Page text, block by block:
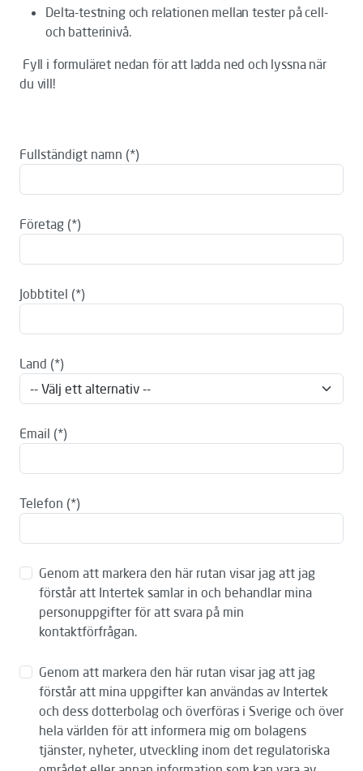
Delta-testning och relationen mellan tester på cell-
och batterinivå.
Fyll i formuläret nedan för att ladda ned och lyssna när
du vill!
Fullständigt namn
Företag
Jobbtitel
Land
Email
Telefon
Genom att markera den här rutan visar jag att jag
förstår att Intertek samlar in och behandlar mina
personuppgifter för att svara på min
kontaktförfrågan.
Genom att markera den här rutan visar jag att jag
förstår att mina uppgifter kan användas av Intertek
och dess dotterbolag och överföras i Sverige och över
hela världen för att informera mig om bolagens
tjänster, nyheter, utveckling inom det regulatoriska